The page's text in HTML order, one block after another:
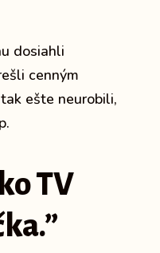
dosiahli
cenným
ešte neurobili,
TV